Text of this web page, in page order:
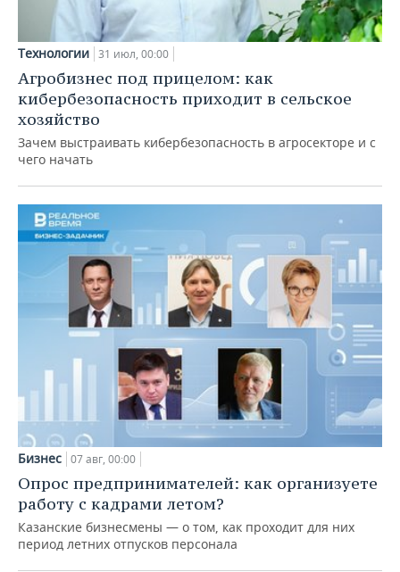
Технологии 31 июл, 00:00
Агробизнес под прицелом: как
кибербезопасность приходит в сельское
хозяйство
Зачем выстраивать кибербезопасность в агросекторе и с
чего начать
Бизнес 07 авг, 00:00
Опрос предпринимателей: как организуете
работу с кадрами летом?
Казанские бизнесмены — о том, как проходит для них
период летних отпусков персонала